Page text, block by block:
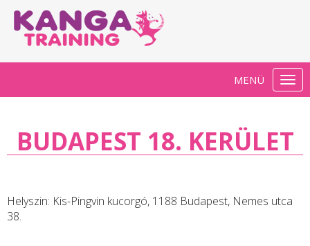
MENÜ
BUDAPEST 18. KERÜLET
Helyszin: Kis-Pingvin kucorgó, 1188 Budapest, Nemes utca
38.